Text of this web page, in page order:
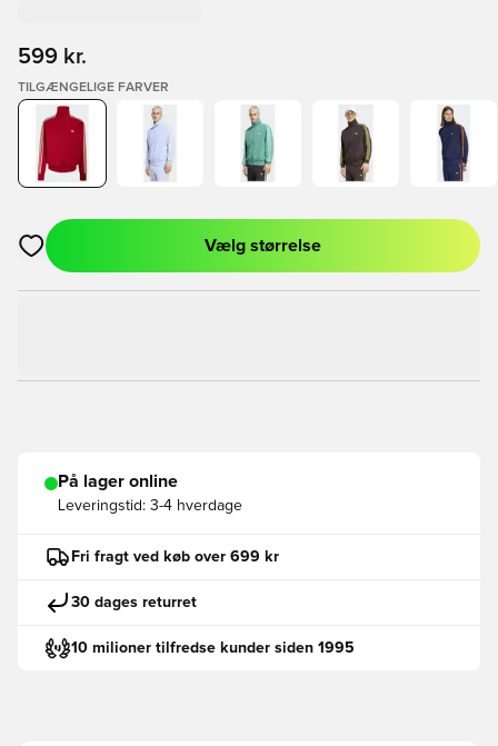
599 kr.
TILGÆNGELIGE FARVER
Åbner en Modal til at logge ind eller tilmelde dig som medlem
Vælg størrelse
På lager online
Leveringstid: 3-4 hverdage
Fri fragt ved køb over 699 kr
30 dages returret
10 milioner tilfredse kunder siden 1995